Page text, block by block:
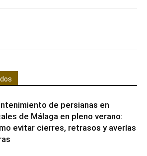
de persianas en
de Málaga en pleno verano:
evitar cierres, retrasos y averías